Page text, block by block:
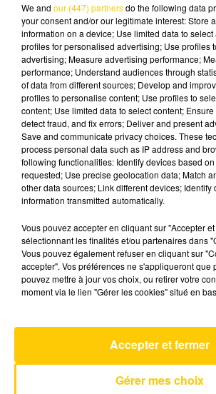
12 mai 2025 - 3 min 41 sec
L'INFO DU PUY-DE-DÔME
À 18H00
Ecoutez sur Totem l'information
le pays de Brioude et Issoire avec
de nos journalistes sur le terrain.
Silent Treatment
FREYA SKYE
We and our (447) partnersdo the following data
your consent and/or our legitimate interest: Store
information on a device; Use limited data to
profiles for personalised advertising; Use profiles
advertising; Measure advertising performance;
performance; Understand audiences through
of data from different sources; Develop and
profiles to personalise content; Use profiles to
content; Use limited data to select content;
detect fraud, and fix errors; Deliver and present
Save and communicate privacy choices. These
process personal data such as IP address and
following functionalities: Identify devices based
requested; Use precise geolocation data; Match
other data sources; Link different devices; Identify
information transmitted automatically.
Vous pouvez accepter en cliquant sur "Accepter
sélectionnant les finalités et/ou partenaires dans
Vous pouvez également refuser en cliquant sur
accepter". Vos préférences ne s'appliqueront que
pouvez mettre à jour vos choix, ou retirer votre
moment via le lien "Gérer les cookies" situé en
Gérer mes choix
Accepter et fermer